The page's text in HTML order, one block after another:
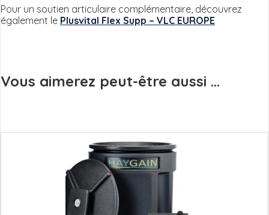
Pour un soutien articulaire complémentaire, découvrez
également le Plusvital Flex Supp – VLC EUROPE
Vous aimerez peut-être aussi ...